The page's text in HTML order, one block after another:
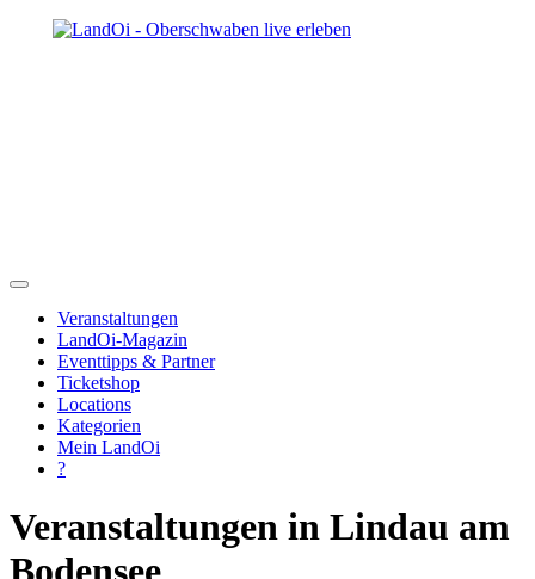
Veranstaltungen
LandOi-Magazin
Eventtipps & Partner
Ticketshop
Locations
Kategorien
Mein LandOi
?
Veranstaltungen in Lindau am